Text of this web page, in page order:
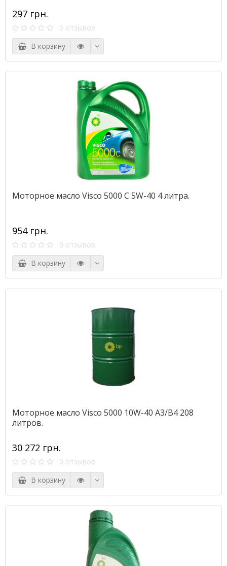
297 грн.
0 отзывов
В корзину
Моторное масло Visco 5000 C 5W-40 4 литра.
954 грн.
0 отзывов
В корзину
Моторное масло Visco 5000 10W-40 A3/B4 208
литров.
30 272 грн.
0 отзывов
В корзину